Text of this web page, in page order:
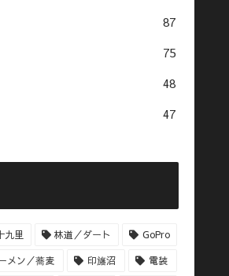
87
75
48
47
九里 林道／ダート GoPro
メン／蕎麦 印旛沼 電装